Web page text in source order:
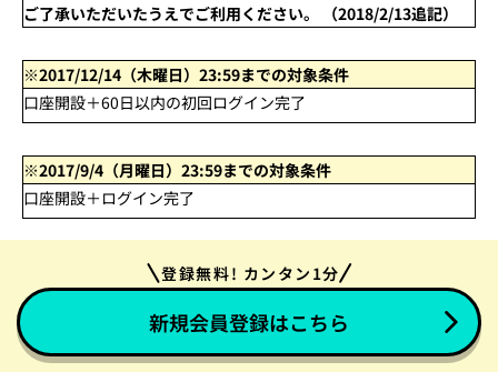
ご了承いただいたうえでご利用ください。
（2018/2/13追記）
※2017/12/14（木曜日）23:59までの対象条件
口座開設＋60日以内の初回ログイン完了
※2017/9/4（月曜日）23:59までの対象条件
口座開設＋ログイン完了
登録無料! カンタン1分
新規会員登録はこちら